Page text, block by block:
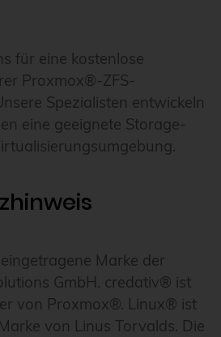
für eine kostenlose
Proxmox®-ZFS-
Spezialisten entwickeln
eine geeignete Storage-
Marke der
GmbH. credativ® ist
von Proxmox®. Linux® ist
von Linus Torvalds. Die